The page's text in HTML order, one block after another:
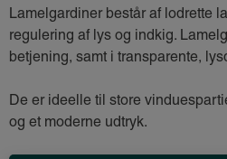
Lamelgardiner består af lodrette
regulering af lys og indkig.
betjening, samt i transparente,
De er ideelle til store
og et moderne udtryk.